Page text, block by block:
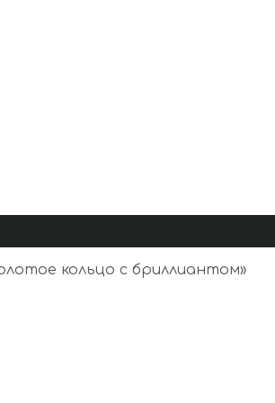
кольцо с бриллиантом»